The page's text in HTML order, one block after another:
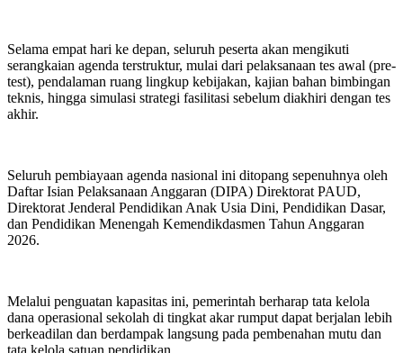
Selama empat hari ke depan, seluruh peserta akan mengikuti
serangkaian agenda terstruktur, mulai dari pelaksanaan tes awal (pre-
test), pendalaman ruang lingkup kebijakan, kajian bahan bimbingan
teknis, hingga simulasi strategi fasilitasi sebelum diakhiri dengan tes
akhir.
Seluruh pembiayaan agenda nasional ini ditopang sepenuhnya oleh
Daftar Isian Pelaksanaan Anggaran (DIPA) Direktorat PAUD,
Direktorat Jenderal Pendidikan Anak Usia Dini, Pendidikan Dasar,
dan Pendidikan Menengah Kemendikdasmen Tahun Anggaran
2026.
Melalui penguatan kapasitas ini, pemerintah berharap tata kelola
dana operasional sekolah di tingkat akar rumput dapat berjalan lebih
berkeadilan dan berdampak langsung pada pembenahan mutu dan